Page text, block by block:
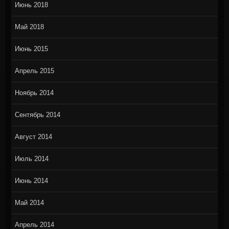
Июнь 2018
Май 2018
Июнь 2015
Апрель 2015
Ноябрь 2014
Сентябрь 2014
Август 2014
Июль 2014
Июнь 2014
Май 2014
Апрель 2014